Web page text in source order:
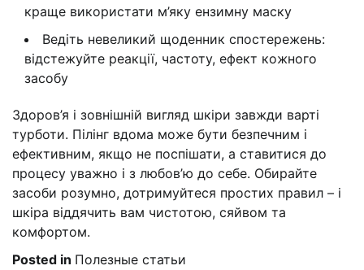
краще використати м’яку ензимну маску
Ведіть невеликий щоденник спостережень:
відстежуйте реакції, частоту, ефект кожного
засобу
Здоров’я і зовнішній вигляд шкіри завжди варті
турботи. Пілінг вдома може бути безпечним і
ефективним, якщо не поспішати, а ставитися до
процесу уважно і з любов’ю до себе. Обирайте
засоби розумно, дотримуйтеся простих правил – і
шкіра віддячить вам чистотою, сяйвом та
комфортом.
Posted in Полезные статьи